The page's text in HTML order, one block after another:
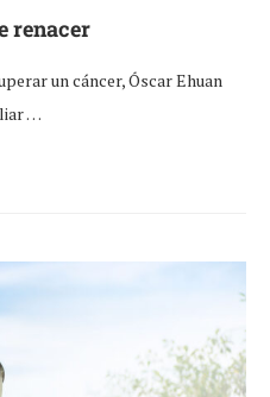
renacer
un cáncer, Óscar Ehuan
…